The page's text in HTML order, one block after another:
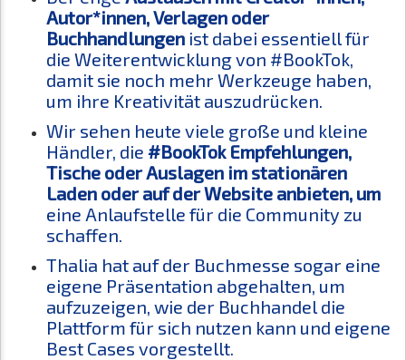
Autor*innen, Verlagen oder
Buchhandlungen ist dabei essentiell für
die Weiterentwicklung von #BookTok,
damit sie noch mehr Werkzeuge haben,
um ihre Kreativität auszudrücken.
Wir sehen heute viele große und kleine
Händler, die #BookTok Empfehlungen,
Tische oder Auslagen im stationären
Laden oder auf der Website anbieten, um
eine Anlaufstelle für die Community zu
schaffen.
Thalia hat auf der Buchmesse sogar eine
eigene Präsentation abgehalten, um
aufzuzeigen, wie der Buchhandel die
Plattform für sich nutzen kann und eigene
Best Cases vorgestellt.